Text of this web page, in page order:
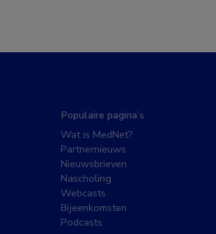
Populaire pagina’s
Wat is MedNet?
Partnernieuws
Nieuwsbrieven
Nascholing
Webcasts
Bijeenkomsten
Podcasts